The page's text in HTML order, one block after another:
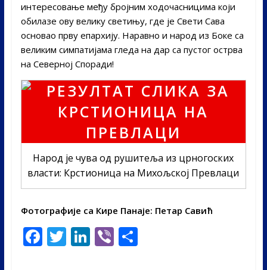
интересовање међу бројним ходочасницима који
обилазе ову велику светињу, где је Свети Сава
основао прву епархију. Наравно и народ из Боке са
великим симпатијама гледа на дар са пустог острва
на Северној Споради!
Народ је чува од рушитеља из црногоских
власти: Крстионица на Михољској Превлаци
Фотографије са Кире Панаје: Петар Савић
F T Li Vi S